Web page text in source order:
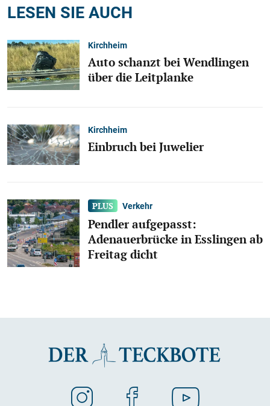
LESEN SIE AUCH
Kirchheim
Auto schanzt bei Wendlingen
über die Leitplanke
Kirchheim
Einbruch bei Juwelier
Verkehr
Pendler aufgepasst:
Adenauerbrücke in Esslingen ab
Freitag dicht